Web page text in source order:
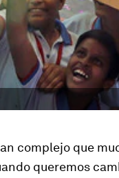
complejo que
queremos